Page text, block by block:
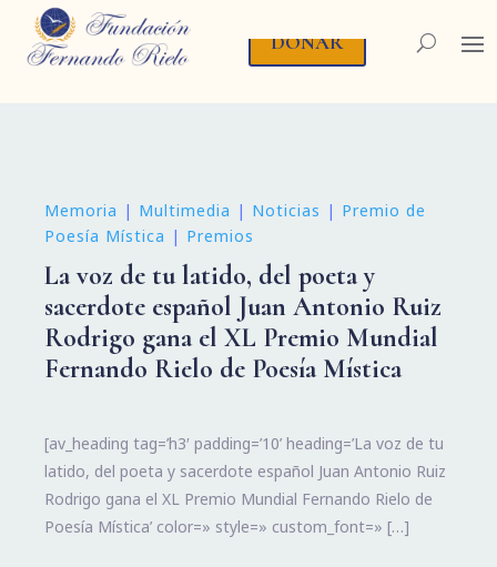
DONAR
Memoria | Multimedia | Noticias | Premio de
Poesía Mística | Premios
La voz de tu latido, del poeta y
sacerdote español Juan Antonio Ruiz
Rodrigo gana el XL Premio Mundial
Fernando Rielo de Poesía Mística
[av_heading tag=’h3′ padding=’10’ heading=’La voz de tu
latido, del poeta y sacerdote español Juan Antonio Ruiz
Rodrigo gana el XL Premio Mundial Fernando Rielo de
Poesía Mística’ color=» style=» custom_font=» […]